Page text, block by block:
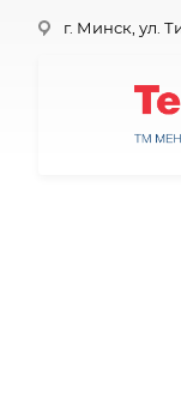
г. Минск, ул.